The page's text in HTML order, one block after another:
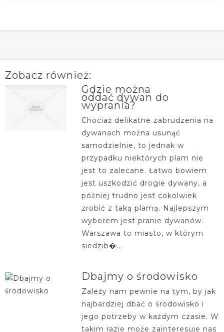
Zobacz również:
Gdzie można
oddać dywan do
wyprania?
Chociaż delikatne zabrudzenia na
dywanach można usunąć
samodzielnie, to jednak w
przypadku niektórych plam nie
jest to zalecane. Łatwo bowiem
jest uszkodzić drogie dywany, a
później trudno jest cokolwiek
zrobić z taką plamą. Najlepszym
wyborem jest pranie dywanów.
Warszawa to miasto, w którym
siedzib�...
Dbajmy o środowisko
Zależy nam pewnie na tym, by jak
najbardziej dbać o środowisko i
jego potrzeby w każdym czasie. W
takim razie może zainteresuje nas